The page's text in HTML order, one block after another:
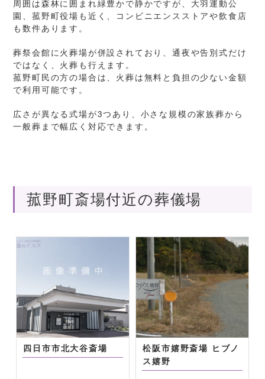
周囲は森林に囲まれ緑豊かで静かですが、大羽運動公
園、菰野町役場も近く、コンビニエンスストアや飲食店
も数件あります。
葬祭会館に火葬場が併設されており、通夜や告別式だけ
ではなく、火葬も行えます。
菰野町民の方の場合は、火葬は無料と負担の少ない金額
で利用可能です。
広さが異なる式場が3つあり、小さな規模の家族葬から
一般葬まで幅広く対応できます。
菰野町斎場付近の葬儀場
四日市市北大谷斎場
松阪市嬉野斎場 ヒブノ
ス嬉野